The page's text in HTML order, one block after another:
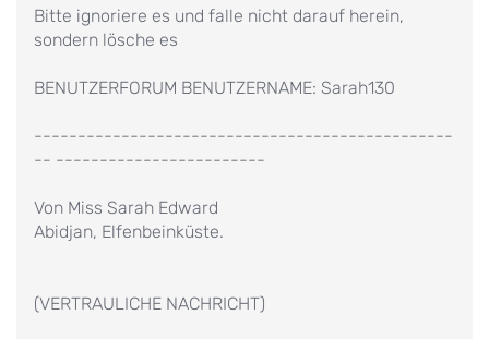
Bitte ignoriere es und falle nicht darauf herein,
sondern lösche es
BENUTZERFORUM BENUTZERNAME: Sarah130
------------------------------------------------
-- ------------------------
Von Miss Sarah Edward
Abidjan, Elfenbeinküste.
(VERTRAULICHE NACHRICHT)